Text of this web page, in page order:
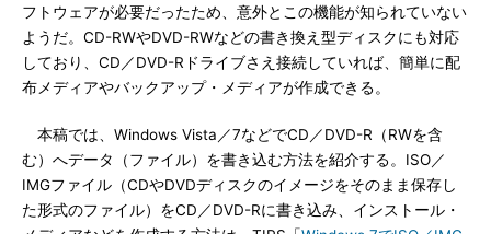
フトウェアが必要だったため、意外とこの機能が知られていない
ようだ。CD-RWやDVD-RWなどの書き換え型ディスクにも対応
しており、CD／DVD-Rドライブさえ接続していれば、簡単に配
布メディアやバックアップ・メディアが作成できる。
本稿では、Windows Vista／7などでCD／DVD-R（RWを含
む）へデータ（ファイル）を書き込む方法を紹介する。ISO／
IMGファイル（CDやDVDディスクのイメージをそのまま保存し
た形式のファイル）をCD／DVD-Rに書き込み、インストール・